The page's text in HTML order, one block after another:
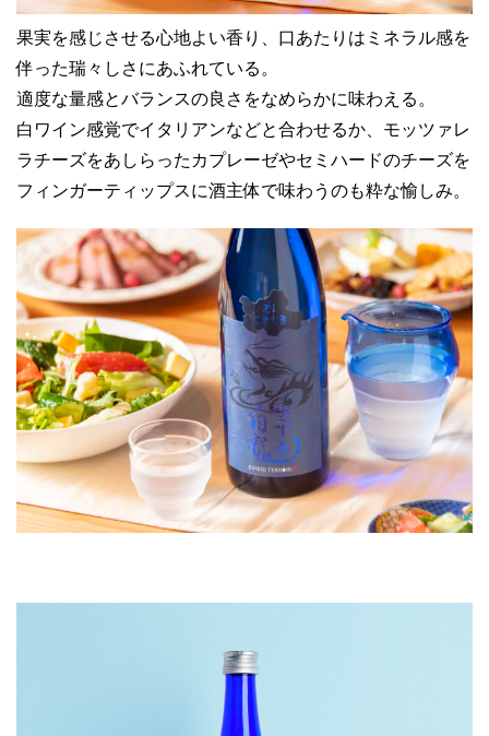
果実を感じさせる心地よい香り、口あたりはミネラル感を
伴った瑞々しさにあふれている。
適度な量感とバランスの良さをなめらかに味わえる。
白ワイン感覚でイタリアンなどと合わせるか、モッツァレ
ラチーズをあしらったカプレーゼやセミハードのチーズを
フィンガーティップスに酒主体で味わうのも粋な愉しみ。